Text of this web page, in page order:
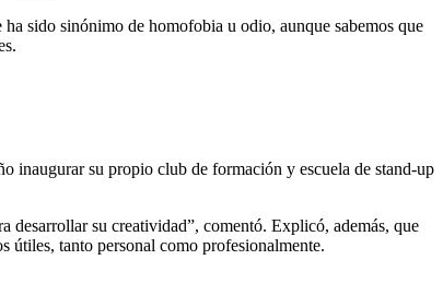
sido sinónimo de homofobia u odio, aunque sabemos que
inaugurar su propio club de formación y escuela de stand-up
desarrollar su creatividad”, comentó. Explicó, además, que
útiles, tanto personal como profesionalmente.